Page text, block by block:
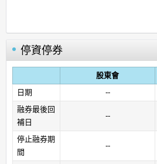
停資停券
股東會
日期
--
融券最後回
補日
--
停止融券期
間
--